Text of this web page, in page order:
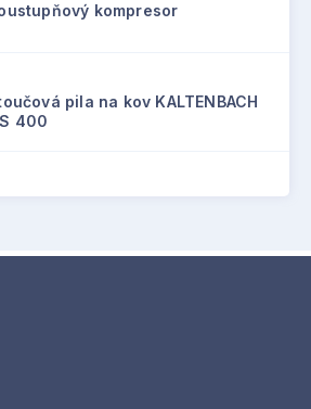
kompresor
pila na kov KALTENBACH
400